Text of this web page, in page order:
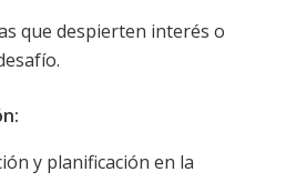
que despierten interés o
y planificación en la